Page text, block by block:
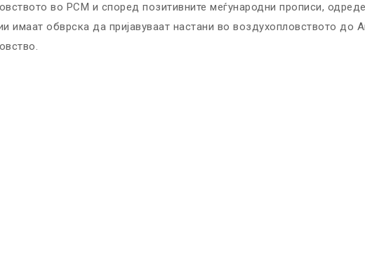
во РСМ и според позитивните меѓународни прописи,
имаат обврска да пријавуваат настани во воздухопловството до